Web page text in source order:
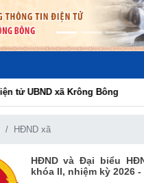
xã Krông Bông
HĐND xã
HĐND và Đại biểu
khóa II, nhiệm kỳ 2026 -
dân định kỳ của Chủ tịch Ủy
20:33)